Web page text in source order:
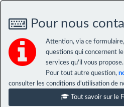
Pour nous
Attention, via ce
questions qui concernent
services qu'il vous propose.
Pour tout autre question,
consulter les conditions d'utilisation de
Tout savoir sur le